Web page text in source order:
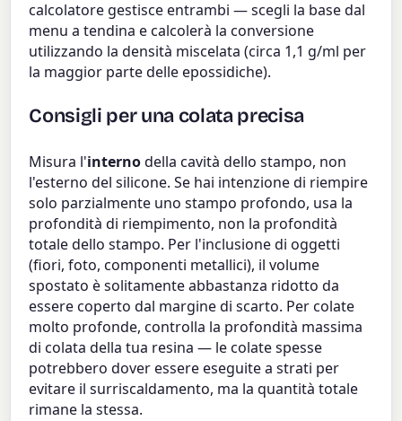
calcolatore gestisce entrambi — scegli la base dal
menu a tendina e calcolerà la conversione
utilizzando la densità miscelata (circa 1,1 g/ml per
la maggior parte delle epossidiche).
Consigli per una colata precisa
Misura l'internodella cavità dello stampo, non
l'esterno del silicone. Se hai intenzione di riempire
solo parzialmente uno stampo profondo, usa la
profondità di riempimento, non la profondità
totale dello stampo. Per l'inclusione di oggetti
(fiori, foto, componenti metallici), il volume
spostato è solitamente abbastanza ridotto da
essere coperto dal margine di scarto. Per colate
molto profonde, controlla la profondità massima
di colata della tua resina — le colate spesse
potrebbero dover essere eseguite a strati per
evitare il surriscaldamento, ma la quantità totale
rimane la stessa.